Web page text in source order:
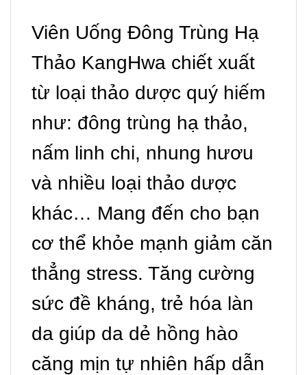
Viên Uống Đông Trùng Hạ
Thảo KangHwa chiết xuất
từ ​​loại thảo dược quý hiếm
như: đông trùng hạ thảo,
nấm linh chi, nhung hươu
và nhiều loại thảo dược
khác… Mang đến cho bạn
cơ thể khỏe mạnh giảm căn
thẳng stress. Tăng cường
sức đề kháng, trẻ hóa làn
da giúp da dẻ hồng hào
căng mịn tự nhiên hấp dẫn